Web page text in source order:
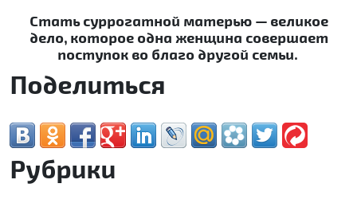
Стать суррогатной матерью — великое
дело, которое одна женщина совершает
поступок во благо другой семьи.
Поделиться
Рубрики